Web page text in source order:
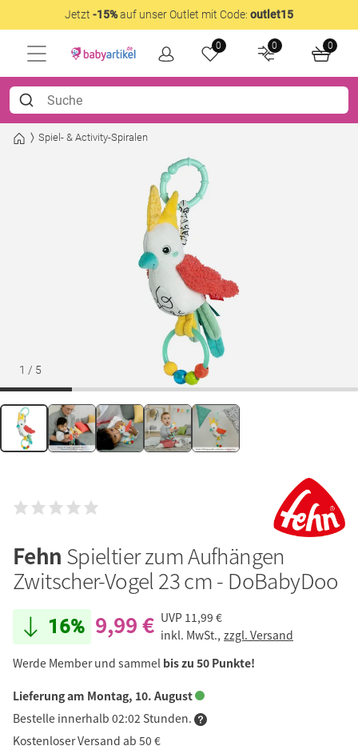
Jetzt -15%auf unser Outlet mit Code: outlet15
0 0 0
Spiel- & Activity-Spiralen
1 / 5
Fehn Spieltier zum Aufhängen
Zwitscher-Vogel 23 cm - DoBabyDoo
16% 9,99 € UVP 11,99 €
inkl. MwSt., zzgl. Versand
Werde Member und sammel bis zu 50 Punkte!
Lieferung am Montag, 10. August
Bestelle innerhalb 02:02 Stunden.
Kostenloser Versand ab 50 €